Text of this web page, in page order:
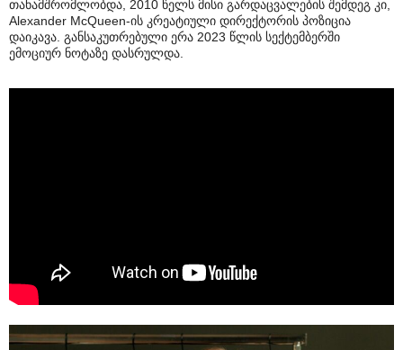
თანამშრომლობდა, 2010 წელს მისი გარდაცვალების შემდეგ კი,
Alexander McQueen-ის კრეატიული დირექტორის პოზიცია
დაიკავა. განსაკუთრებული ერა 2023 წლის სექტემბერში
ემოციურ ნოტაზე დასრულდა.